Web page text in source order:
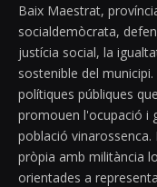
Baix Maestrat,
socialdemòcrata,
justícia social, la
sostenible del
polítiques públiques
promouen l'ocupació i
població
pròpia amb militància
orientades a